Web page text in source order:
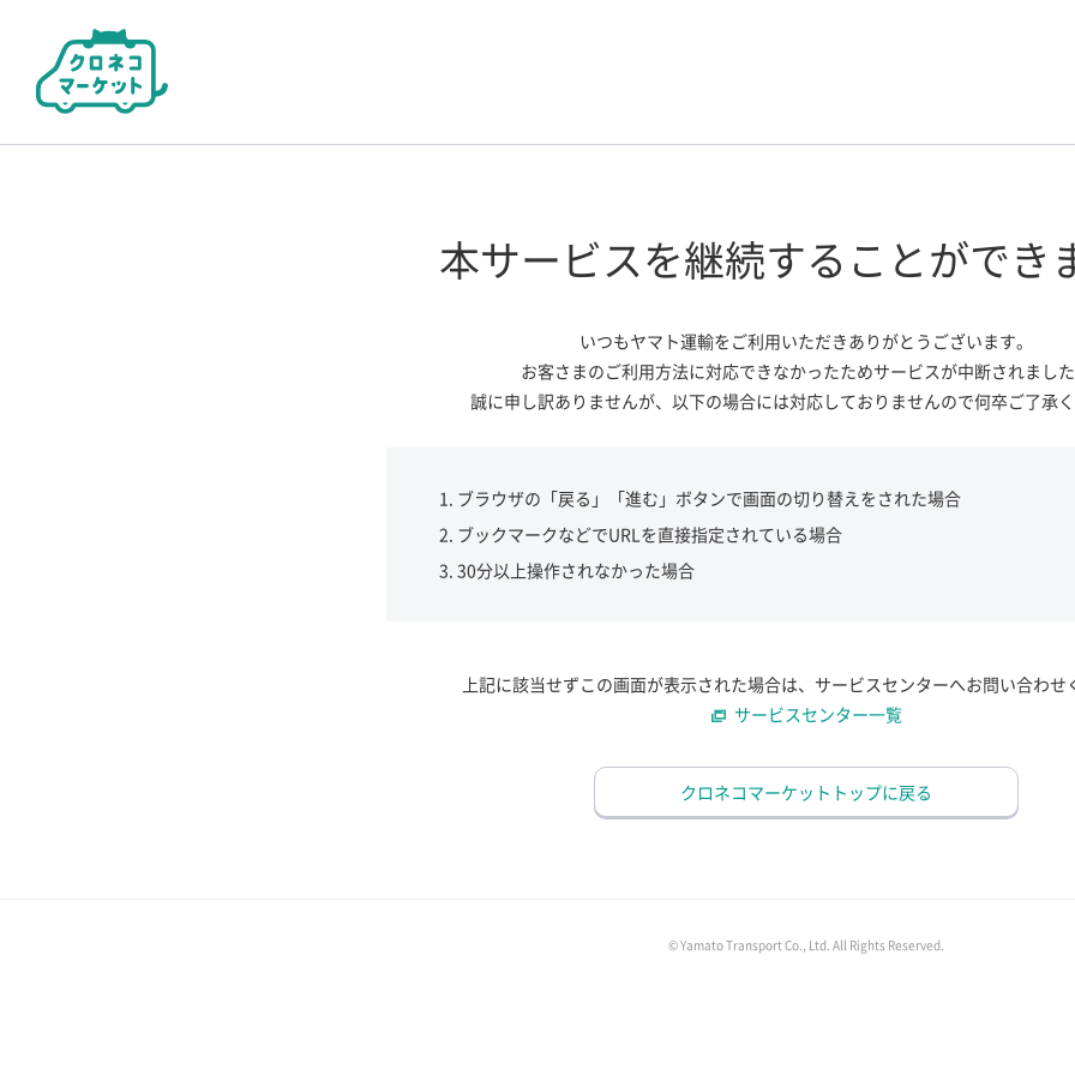
本サービスを継続する ことができ
いつもヤマト運輸をご利用いただきありがとうございます。
お客さまのご利用方法に対応できなかったためサービスが中断されました
誠に申し訳ありませんが、 以下の場合には対応しておりませんので何卒ご了承く
ブラウザの「戻る」「進む」ボタンで画面の切り替えをされた場合
ブックマークなどでURLを直接指定されている場合
30分以上操作されなかった場合
上記に該当せずこの画面が表示された場合は、サービスセンターへお問い合わせ
サービスセンター一覧
クロネコマーケットトップに戻る
© Yamato Transport Co., Ltd. All Rights Reserved.